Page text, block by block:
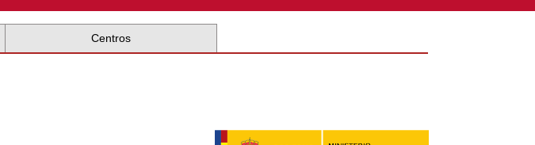
Centros